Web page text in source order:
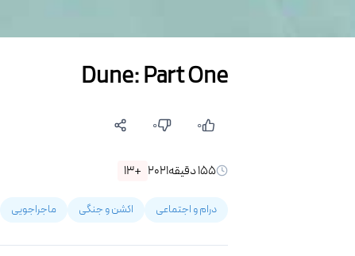
Dune: Part One
۰ ۰
۱۵۵دقیقه۲۰۲۱ +۱۳
درام و اجتماعی اکشن و جنگی ماجراجویی